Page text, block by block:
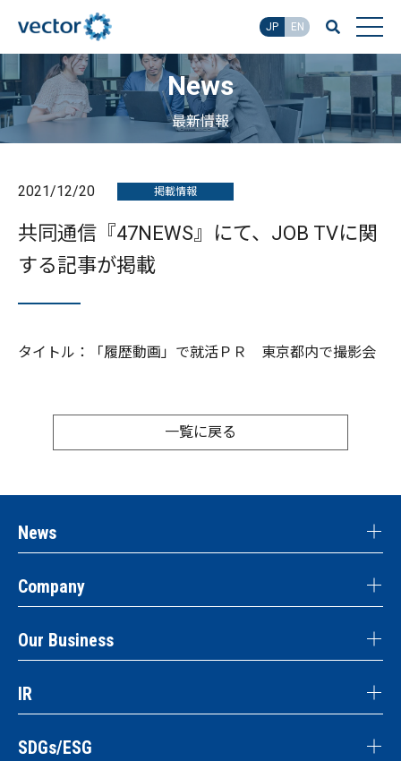
JP EN
News
最新情報
2021/12/20 掲載情報
共同通信『47NEWS』にて、JOB TVに関
する記事が掲載
タイトル：「履歴動画」で就活ＰＲ 東京都内で撮影会
一覧に戻る
News
Company
Our Business
IR
SDGs/ESG